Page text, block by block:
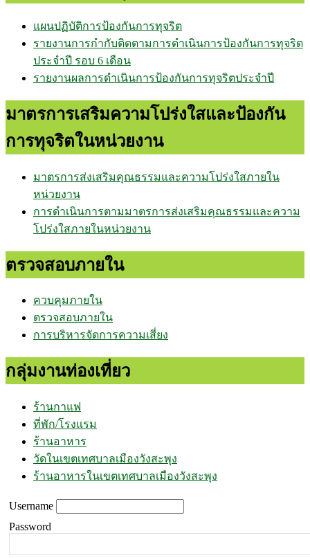
แผนปฏิบัติการป้องกันการทุจริต
รายงานการกำกับติดตามการดำเนินการป้องกันการทุจริต
ประจำปี รอบ 6 เดือน
รายงานผลการดำเนินการป้องกันการทุจริตประจำปี
มาตรการเสริมความโปร่งใสและป้องกัน
การทุจริตในหน่วยงาน
มาตรการส่งเสริมคุณธรรมและความโปร่งใสภายใน
หน่วยงาน
การดำเนินการตามมาตรการส่งเสริมคุณธรรมและความ
โปร่งใสภายในหน่วยงาน
ตรวจสอบภายใน
ควบคุมภายใน
ตรวจสอบภายใน
การบริหารจัดการความเสี่ยง
กลุ่มงานท่องเที่ยว
ร้านกาแฟ
ที่พัก/โรงแรม
ร้านอาหาร
วัดในเขตเทศบาลเมืองวังสะพุง
ร้านอาหารในเขตเทศบาลเมืองวังสะพุง
Username
Password